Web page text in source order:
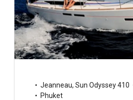
Jeanneau, Sun Odyssey 410
Phuket